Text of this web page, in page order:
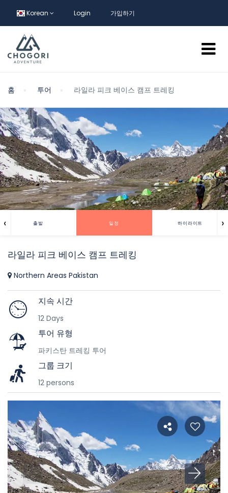
Korean Login 가입하기
홈 투어 라일라 피크 베이스 캠프 트레킹
출발 일정 하이라이트
‹ ›
라일라 피크 베이스 캠프 트레킹
Northern Areas Pakistan
지속 시간
12 Days
투어 유형
파키스탄 트레킹 투어
그룹 크기
12 persons